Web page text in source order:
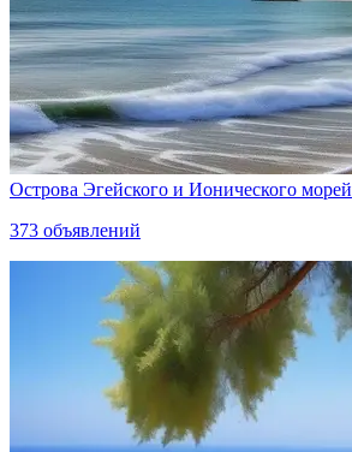
Острова Эгейского и Ионического морей
373 объявлений